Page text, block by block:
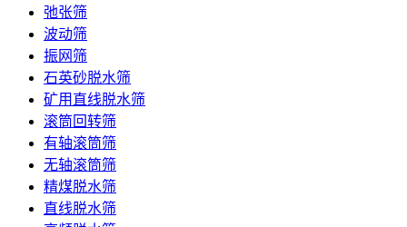
弛张筛
波动筛
振网筛
石英砂脱水筛
矿用直线脱水筛
滚筒回转筛
有轴滚筒筛
无轴滚筒筛
精煤脱水筛
直线脱水筛